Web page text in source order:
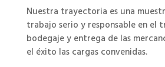
Nuestra trayectoria es una
trabajo serio y responsable en el
bodegaje y entrega de las
el éxito las cargas convenidas.